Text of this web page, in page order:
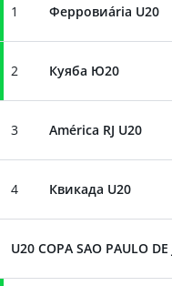
1 Ферровиária U20
2 Куяба Ю20
3 América RJ U20
4 Квикада U20
U20 COPA SAO PAULO